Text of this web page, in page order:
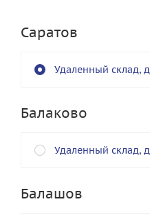
Саратов
Удаленный склад,
Балаково
Удаленный склад,
Балашов